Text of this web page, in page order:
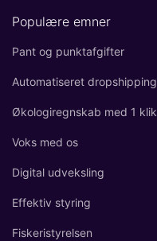
Populære emner
Pant og punktafgifter
Automatiseret dropshipping
Økologiregnskab med 1 klik
Voks med os
Digital udveksling
Effektiv styring
Fiskeristyrelsen